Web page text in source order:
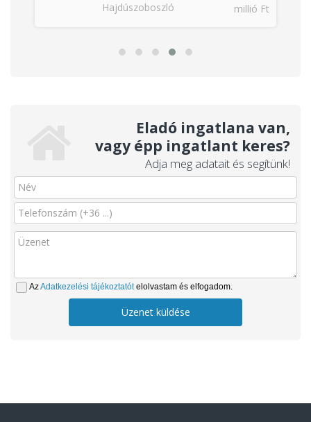
millió Ft
Hajdúszoboszló
Eladó ingatlana van,
vagy épp ingatlant keres?
Adja meg adatait és segítünk!
AzAdatkezelési tájékoztatótelolvastam és elfogadom.
Üzenet küldése